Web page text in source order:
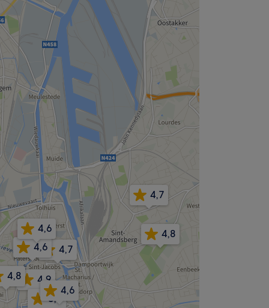
4,7
4,6
4,9
4,8
4,6
4,8
5,0
4,6
4,7